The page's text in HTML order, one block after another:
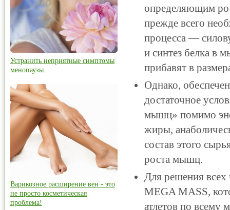
определяющим
прежде всего
процесса —
и синтез белка в
прибавят в
Однако,
достаточное
мышц» помимо
жиры,
состав этого
роста мышц.
Для решения всех
MEGA MASS,
атлетов по всему
Устранить неприятные симптомы
менопаузы.
Варикозное расширение вен - это
не просто косметическая
проблема!